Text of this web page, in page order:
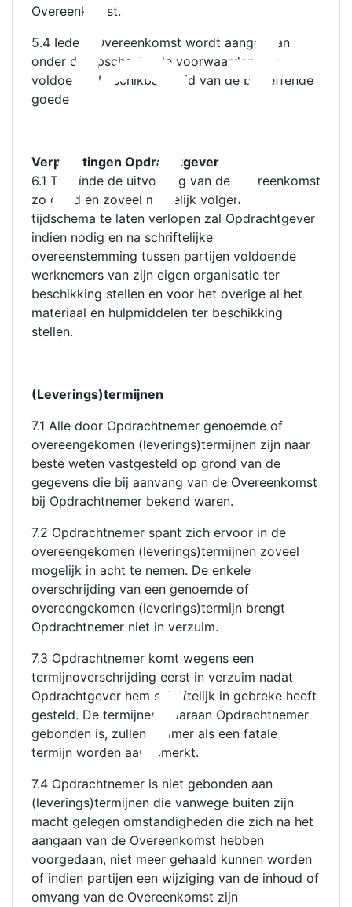
ht
,
Overeenkomst.
5.4 Iedere Overeenkomst wordt aangegaan
onder de opschortende voorwaarden van
voldoende beschikbaarheid van de betreffende
goederen.
Verplichtingen Opdrachtgever
6.1 Teneinde de uitvoering van de Overeenkomst
zo goed en zoveel mogelijk volgens het
tijdschema te laten verlopen zal Opdrachtgever
indien nodig en na schriftelijke
overeenstemming tussen partijen voldoende
werknemers van zijn eigen organisatie ter
beschikking stellen en voor het overige al het
materiaal en hulpmiddelen ter beschikking
stellen.
(Leverings)termijnen
7.1 Alle door Opdrachtnemer genoemde of
overeengekomen (leverings)termijnen zijn naar
beste weten vastgesteld op grond van de
gegevens die bij aanvang van de Overeenkomst
bij Opdrachtnemer bekend waren.
7.2 Opdrachtnemer spant zich ervoor in de
overeengekomen (leverings)termijnen zoveel
mogelijk in acht te nemen. De enkele
overschrijding van een genoemde of
overeengekomen (leverings)termijn brengt
Opdrachtnemer niet in verzuim.
7.3 Opdrachtnemer komt wegens een
termijnoverschrijding eerst in verzuim nadat
Opdrachtgever hem schriftelijk in gebreke heeft
gesteld. De termijnen waaraan Opdrachtnemer
gebonden is, zullen nimmer als een fatale
termijn worden aangemerkt.
7.4 Opdrachtnemer is niet gebonden aan
(leverings)termijnen die vanwege buiten zijn
macht gelegen omstandigheden die zich na het
aangaan van de Overeenkomst hebben
voorgedaan, niet meer gehaald kunnen worden
of indien partijen een wijziging van de inhoud of
omvang van de Overeenkomst zijn